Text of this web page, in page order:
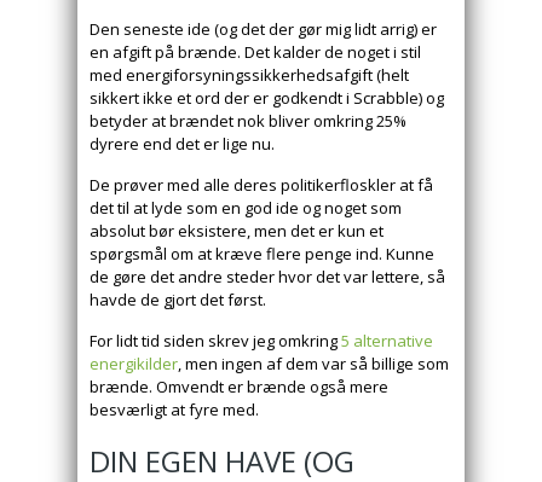
Den seneste ide (og det der gør mig lidt arrig) er
en afgift på brænde. Det kalder de noget i stil
med energiforsyningssikkerhedsafgift (helt
sikkert ikke et ord der er godkendt i Scrabble) og
betyder at brændet nok bliver omkring 25%
dyrere end det er lige nu.
De prøver med alle deres politikerfloskler at få
det til at lyde som en god ide og noget som
absolut bør eksistere, men det er kun et
spørgsmål om at kræve flere penge ind. Kunne
de gøre det andre steder hvor det var lettere, så
havde de gjort det først.
For lidt tid siden skrev jeg omkring5 alternative
energikilder, men ingen af dem var så billige som
brænde. Omvendt er brænde også mere
besværligt at fyre med.
DIN EGEN HAVE (OG